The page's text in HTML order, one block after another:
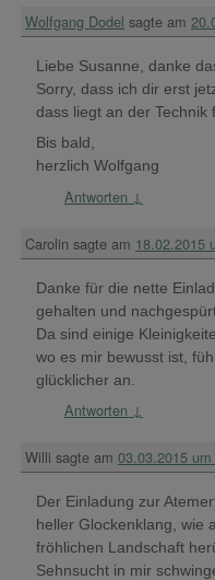
Wolfgang Dodel sagte am
Liebe Susanne, danke
Sorry, dass ich dir erst
dass liegt an der Technik
Bis bald,
herzlich Wolfgang
Antworten ↓
Carolin sagte am 18.02.2015
Danke für die nette
gehalten und
Da sind einige
wo es mir bewusst ist,
glücklicher an.
Antworten ↓
Willi sagte am 03.03.2015 um
Der Einladung zur
heller Glockenklang, wie
fröhlichen Landschaft
Sehnsucht in mir